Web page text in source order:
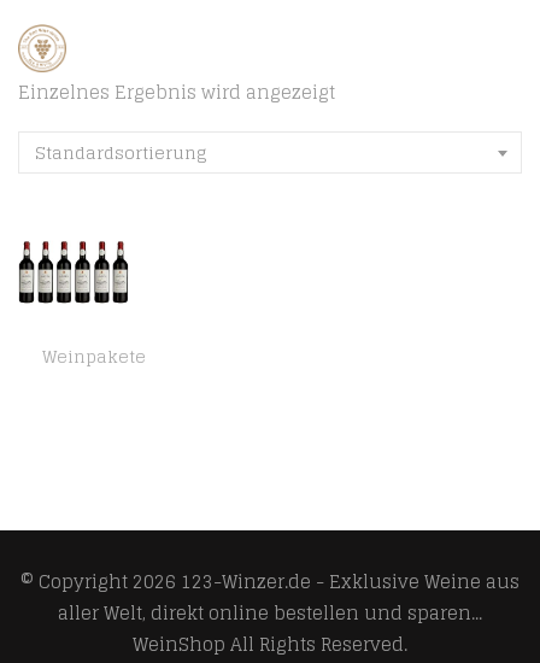
Einzelnes Ergebnis wird angezeigt
Standardsortierung
Weinpakete
© Copyright 2026 123-Winzer.de - Exklusive Weine aus
aller Welt, direkt online bestellen und sparen...
WeinShopAll Rights Reserved.